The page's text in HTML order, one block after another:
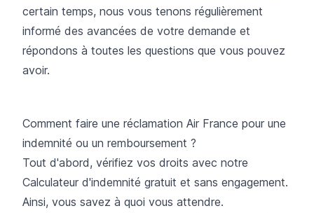
certain temps, nous vous tenons régulièrement
informé des avancées de votre demande et
répondons à toutes les questions que vous pouvez
avoir.
Comment faire une réclamation Air France pour une
indemnité ou un remboursement ?
Tout d'abord, vérifiez vos droits avec notre
Calculateur d'indemnité gratuit et sans engagement.
Ainsi, vous savez à quoi vous attendre.